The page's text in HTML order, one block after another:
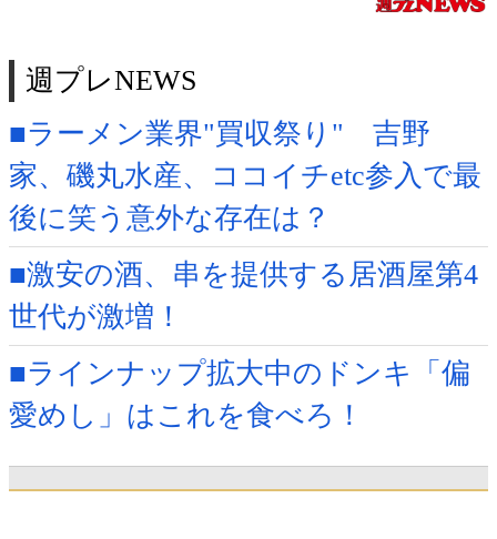
週プレNEWS
■ラーメン業界"買収祭り" 吉野
家、磯丸水産、ココイチetc参入で最
後に笑う意外な存在は？
■激安の酒、串を提供する居酒屋第4
世代が激増！
■ラインナップ拡大中のドンキ「偏
愛めし」はこれを食べろ！